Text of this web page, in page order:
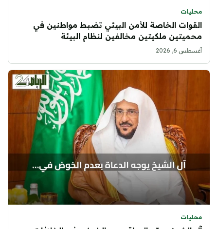
محليات
القوات الخاصة للأمن البيئي تضبط مواطنين في
محميتين ملكيتين مخالفين لنظام البيئة
أغسطس 6, 2026
محليات